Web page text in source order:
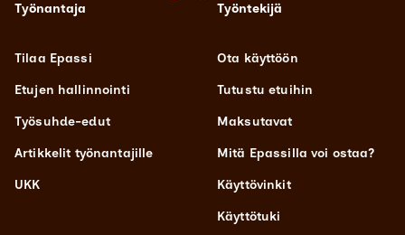
Työnantaja
Tilaa Epassi
Etujen hallinnointi
Työsuhde-edut
Artikkelit työnantajille
UKK
Työntekijä
Ota käyttöön
Tutustu etuihin
Maksutavat
Mitä Epassilla voi ostaa?
Käyttövinkit
Käyttötuki